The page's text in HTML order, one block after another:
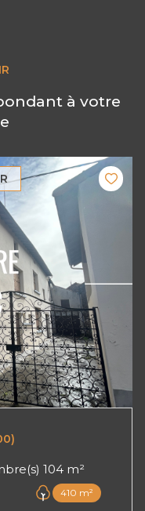
à votre
Maison 5 pièce(s) 3 chambre(s) 104 m²
410 m²